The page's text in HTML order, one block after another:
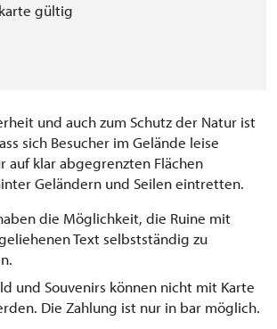
gültig
und auch zum Schutz der Natur ist
sich Besucher im Gelände leise
auf klar abgegrenzten Flächen
Geländern und Seilen eintretten.
die Möglichkeit, die Ruine mit
Text selbstständig zu
und Souvenirs können nicht mit Karte
Die Zahlung ist nur in bar möglich.